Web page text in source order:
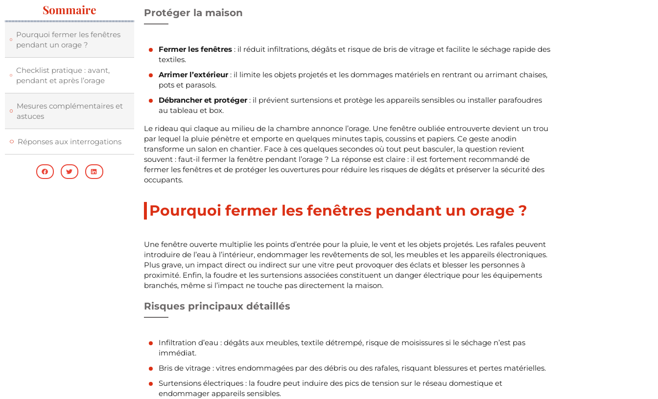
Sommaire
Pourquoi fermer les fenêtres
pendant un orage ?
Checklist pratique : avant,
pendant et après l’orage
Mesures complémentaires et
astuces
Réponses aux interrogations
Protéger la maison
Fermer les fenêtres : il réduit infiltrations, dégâts et risque de bris de vitrage et facilite le séchage rapide des
textiles.
Arrimer l’extérieur : il limite les objets projetés et les dommages matériels en rentrant ou arrimant chaises,
pots et parasols.
Débrancher et protéger : il prévient surtensions et protège les appareils sensibles ou installer parafoudres
au tableau et box.
Le rideau qui claque au milieu de la chambre annonce l’orage. Une fenêtre oubliée entrouverte devient un trou
par lequel la pluie pénètre et emporte en quelques minutes tapis, coussins et papiers. Ce geste anodin
transforme un salon en chantier. Face à ces quelques secondes où tout peut basculer, la question revient
souvent : faut-il fermer la fenêtre pendant l’orage ? La réponse est claire : il est fortement recommandé de
fermer les fenêtres et de protéger les ouvertures pour réduire les risques de dégâts et préserver la sécurité des
occupants.
Pourquoi fermer les fenêtres pendant un orage ?
Une fenêtre ouverte multiplie les points d’entrée pour la pluie, le vent et les objets projetés. Les rafales peuvent
introduire de l’eau à l’intérieur, endommager les revêtements de sol, les meubles et les appareils électroniques.
Plus grave, un impact direct ou indirect sur une vitre peut provoquer des éclats et blesser les personnes à
proximité. Enfin, la foudre et les surtensions associées constituent un danger électrique pour les équipements
branchés, même si l’impact ne touche pas directement la maison.
Risques principaux détaillés
Infiltration d’eau : dégâts aux meubles, textile détrempé, risque de moisissures si le séchage n’est pas
immédiat.
Bris de vitrage : vitres endommagées par des débris ou des rafales, risquant blessures et pertes matérielles.
Surtensions électriques : la foudre peut induire des pics de tension sur le réseau domestique et
endommager appareils sensibles.